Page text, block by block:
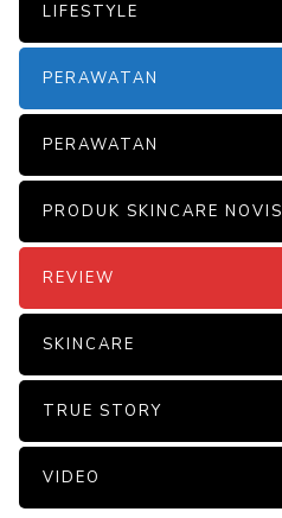
LIFESTYLE
PERAWATAN
PERAWATAN
PRODUK SKINCARE NOVIS
REVIEW
SKINCARE
TRUE STORY
VIDEO